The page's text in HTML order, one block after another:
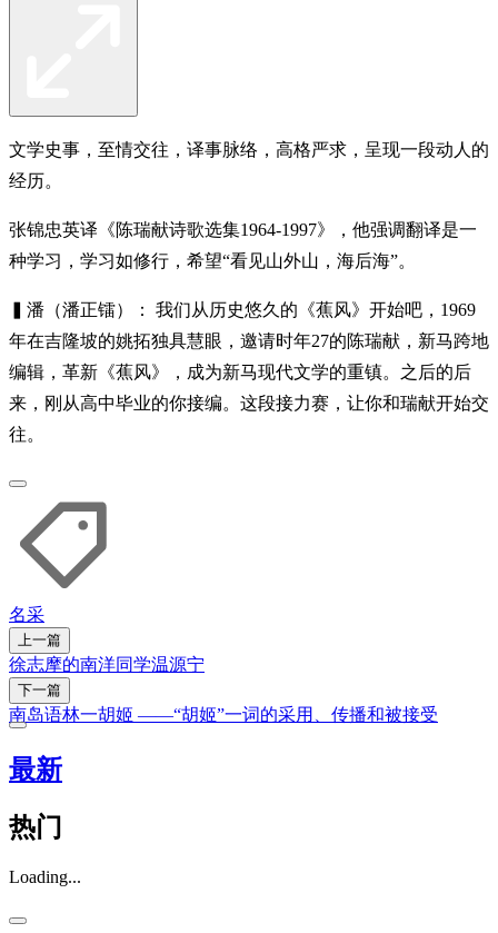
文学史事，至情交往，译事脉络，高格严求，呈现一段动人的
经历。
张锦忠英译《陈瑞献诗歌选集1964-1997》，他强调翻译是一
种学习，学习如修行，希望“看见山外山，海后海”。
▍潘（潘正镭）： 我们从历史悠久的《蕉风》开始吧，1969
年在吉隆坡的姚拓独具慧眼，邀请时年27的陈瑞献，新马跨地
编辑，革新《蕉风》，成为新马现代文学的重镇。之后的后
来，刚从高中毕业的你接编。这段接力赛，让你和瑞献开始交
往。
名采
上一篇
徐志摩的南洋同学温源宁
下一篇
南岛语林一胡姬 ——“胡姬”一词的采用、传播和被接受
最新
热门
Loading...